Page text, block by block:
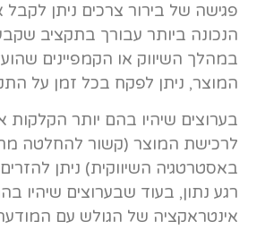
פגישה של בירור צרכים ניתן
הנכונה ביותר עבורך בתקציב
במהלך השיווק או הקמפיינים
המוצר, ניתן לפקח בכל זמן על
בערוצים שיהיו בהם יותר הקלקות
לרכישת המוצר (קשור להחלטה
באסטרטגיה השיווקית) ניתן
רגע נתון, בעוד שבערוצים שיהיו
אינטראקציה של הגולש עם